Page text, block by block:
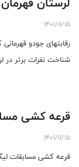
1401/11/15
رقابتهای جودو
شناخت نفرات برتر در
قرعه کشی
1401/11/15
قرعه کشی مسابقات